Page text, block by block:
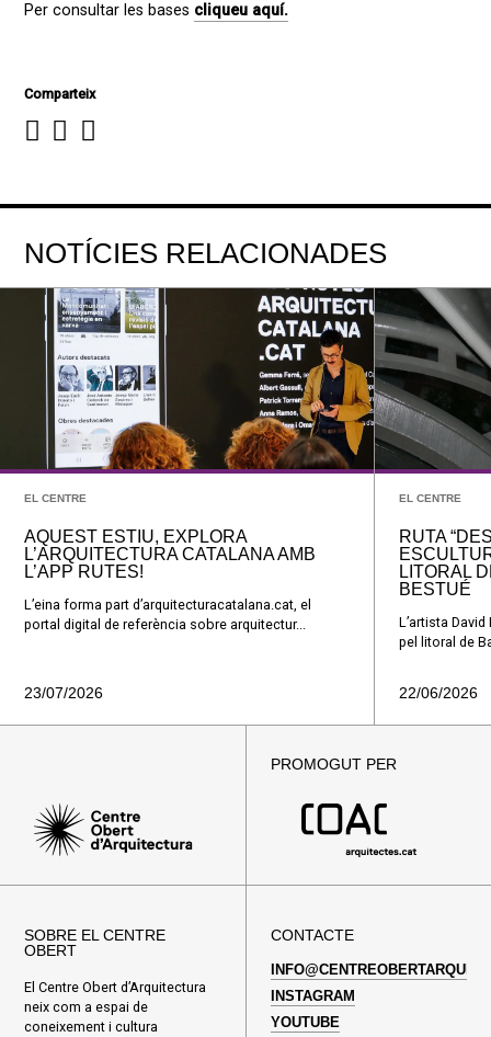
Per consultar les bases cliqueu aquí.
Comparteix
NOTÍCIES RELACIONADES
EL CENTRE
AQUEST ESTIU, EXPLORA
L’ARQUITECTURA CATALANA AMB
L’APP RUTES!
L’eina forma part d’arquitecturacatalana.cat, el
portal digital de referència sobre arquitectur...
23/07/2026
EL CENTRE
RUTA
LITORAL
BESTUÉ
L’artista
pel litoral de
22/06/2026
PROMOGUT PER
SOBRE EL CENTRE
OBERT
El Centre Obert d’Arquitectura
neix com a espai de
coneixement i cultura
CONTACTE
INSTAGRAM
YOUTUBE